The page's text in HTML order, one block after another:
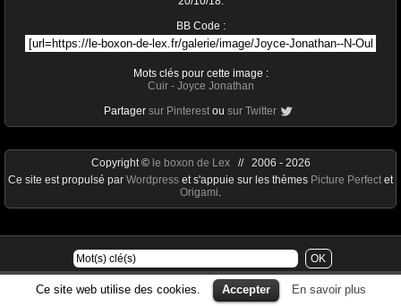
BB Code :
Mots clés pour cette image :
Cuir- Joyce Jonathan
Partager sur Pinterest ou sur Twitter
Ce site web utilise des cookies. Accepter En savoir plus
Copyright © le boxon de Lex// 2006 - 2026
Ce site est propulsé par Wordpress et s'appuie sur les thèmes Picture Perfect et
Origami.